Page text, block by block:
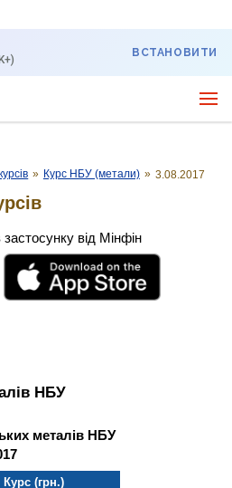
ВСТАНОВИТИ
» Курс НБУ (метали) » 3.08.2017
від Мінфін
НБУ
металів НБУ
Курс (грн.)